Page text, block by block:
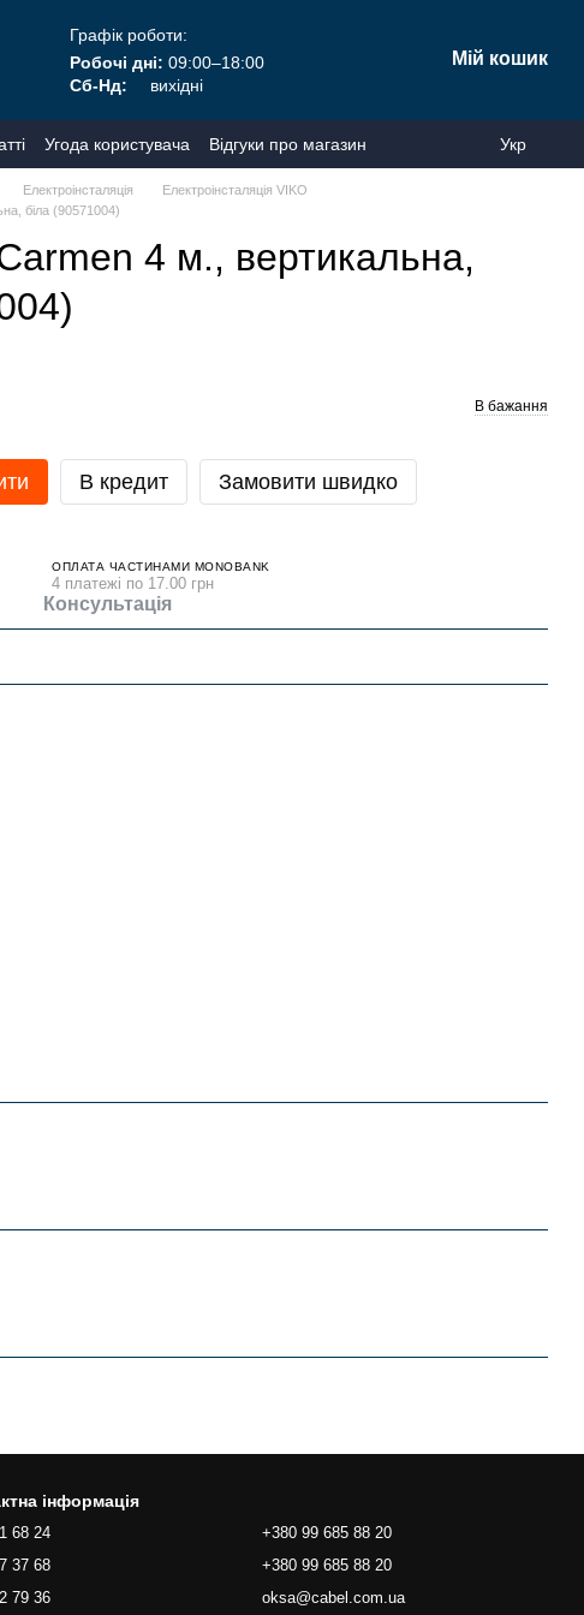
Графік роботи:
Робочі дні: 09:00–18:00
Сб-Нд:
вихідні
Мій кошик
Угода користувача Відгуки про магазин Укр
Електроінсталяція
Електроінсталяція VIKO
біла (90571004)
4 м., вертикальна,
В бажання
В кредит Замовити швидко
ОПЛАТА ЧАСТИНАМИ MONOBANK
4 платежі по 17.00 грн
Консультація
інформація
68 24
37 68
79 36
+380 99 685 88 20
+380 99 685 88 20
oksa@cabel.com.ua